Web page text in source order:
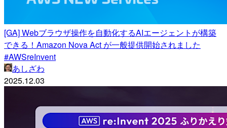
[GA] Webブラウザ操作を自動化するAIエージェントが構築
できる！Amazon Nova Act が一般提供開始されました
#AWSreInvent
あしざわ
2025.12.03